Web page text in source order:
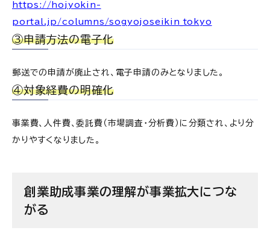
https://hojyokin-
portal.jp/columns/sogyojoseikin_tokyo
③申請方法の電子化
郵送での申請が廃止され、電子申請のみとなりました。
④対象経費の明確化
事業費、人件費、委託費（市場調査・分析費）に分類され、より分
かりやすくなりました。
創業助成事業の理解が事業拡大につな
がる